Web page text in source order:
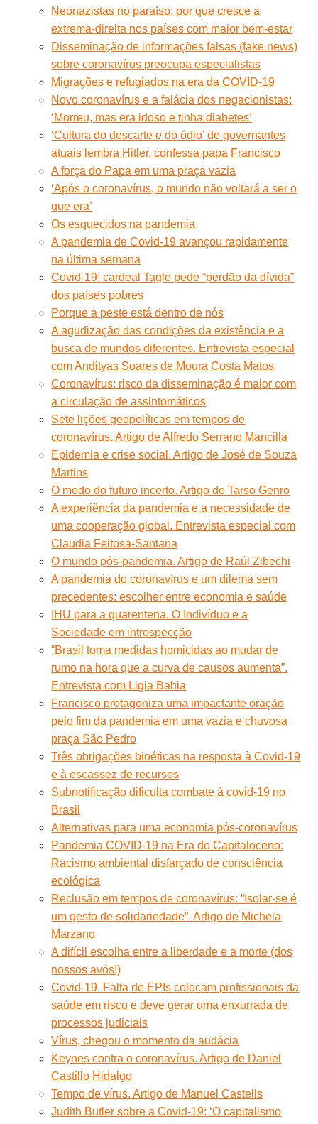
Neonazistas no paraíso: por que cresce a
extrema-direita nos países com maior bem-estar
Disseminação de informações falsas (fake news)
sobre coronavírus preocupa especialistas
Migrações e refugiados na era da COVID-19
Novo coronavírus e a falácia dos negacionistas:
‘Morreu, mas era idoso e tinha diabetes’
‘Cultura do descarte e do ódio’ de governantes
atuais lembra Hitler, confessa papa Francisco
A força do Papa em uma praça vazia
‘Após o coronavírus, o mundo não voltará a ser o
que era’
Os esquecidos na pandemia
A pandemia de Covid-19 avançou rapidamente
na última semana
Covid-19: cardeal Tagle pede “perdão da dívida”
dos países pobres
Porque a peste está dentro de nós
A agudização das condições da existência e a
busca de mundos diferentes. Entrevista especial
com Andityas Soares de Moura Costa Matos
Coronavírus: risco da disseminação é maior com
a circulação de assintomáticos
Sete lições geopolíticas em tempos de
coronavírus. Artigo de Alfredo Serrano Mancilla
Epidemia e crise social. Artigo de José de Souza
Martins
O medo do futuro incerto. Artigo de Tarso Genro
A experiência da pandemia e a necessidade de
uma cooperação global. Entrevista especial com
Claudia Feitosa-Santana
O mundo pós-pandemia. Artigo de Raúl Zibechi
A pandemia do coronavírus e um dilema sem
precedentes: escolher entre economia e saúde
IHU para a quarentena. O Indivíduo e a
Sociedade em introspecção
“Brasil toma medidas homicidas ao mudar de
rumo na hora que a curva de causos aumenta”.
Entrevista com Ligia Bahia
Francisco protagoniza uma impactante oração
pelo fim da pandemia em uma vazia e chuvosa
praça São Pedro
Três obrigações bioéticas na resposta à Covid-19
e à escassez de recursos
Subnotificação dificulta combate à covid-19 no
Brasil
Alternativas para uma economia pós-coronavírus
Pandemia COVID-19 na Era do Capitaloceno:
Racismo ambiental disfarçado de consciência
ecológica
Reclusão em tempos de coronavírus: “Isolar-se é
um gesto de solidariedade”. Artigo de Michela
Marzano
A difícil escolha entre a liberdade e a morte (dos
nossos avós!)
Covid-19. Falta de EPIs colocam profissionais da
saúde em risco e deve gerar uma enxurrada de
processos judiciais
Vírus, chegou o momento da audácia
Keynes contra o coronavírus. Artigo de Daniel
Castillo Hidalgo
Tempo de vírus. Artigo de Manuel Castells
Judith Butler sobre a Covid-19: ‘O capitalismo